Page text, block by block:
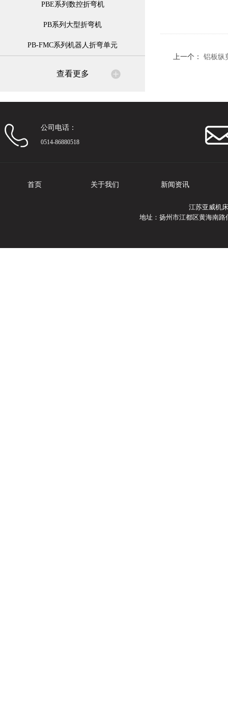
PBE系列数控折弯机
PB系列大型折弯机
PB-FMC系列机器人折弯单元
查看更多
上一个： 铝板纵
公司电话：
0514-86880518
首页 关于我们 新闻资讯
江苏亚威机
地址：扬州市江都区黄海南